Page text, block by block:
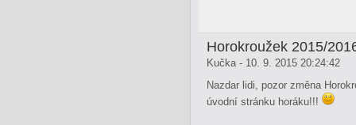
Horokroužek 2015/
Kučka - 10. 9. 2015 20:24:42
Nazdar lidi, pozor změna
úvodní stránku horáku!!!